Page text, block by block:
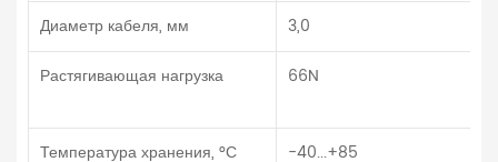
Диаметр кабеля, мм
3,0
Растягивающая нагрузка
66N
Температура хранения, °С -40...+85